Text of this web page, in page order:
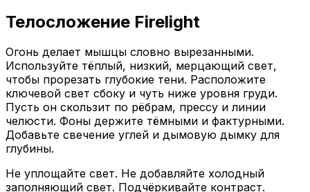
Телосложение Firelight
Огонь делает мышцы словно вырезанными.
Используйте тёплый, низкий, мерцающий свет,
чтобы прорезать глубокие тени. Расположите
ключевой свет сбоку и чуть ниже уровня груди.
Пусть он скользит по рёбрам, прессу и линии
челюсти. Фоны держите тёмными и фактурными.
Добавьте свечение углей и дымовую дымку для
глубины.
Не уплощайте свет. Не добавляйте холодный
заполняющий свет. Подчёркивайте контраст.